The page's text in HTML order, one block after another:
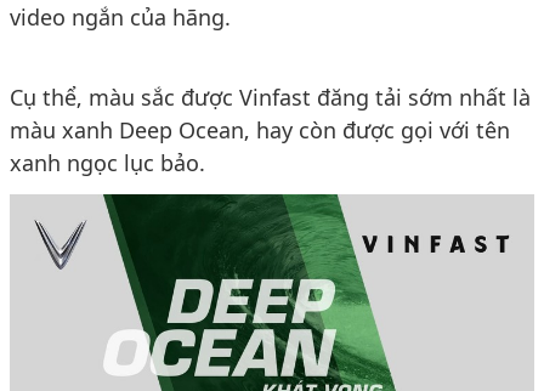
video ngắn của hãng.
Cụ thể, màu sắc được Vinfast đăng tải sớm nhất là
màu xanh Deep Ocean, hay còn được gọi với tên
xanh ngọc lục bảo.